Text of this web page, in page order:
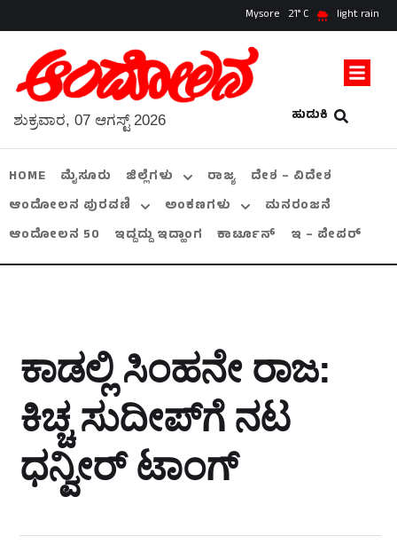
Mysore 21 light rain
ಹುಡುಕಿ
ಶುಕ್ರವಾರ, 07 ಆಗಸ್ಟ್ 2026
HOME ಮೈಸೂರು ಜಿಲ್ಲೆಗಳು ರಾಜ್ಯ
ದೇಶ – ವಿದೇಶ
ಆಂದೋಲನ ಪುರವಣಿ
ಅಂಕಣಗಳು
ಮನರಂಜನೆ
ಆಂದೋಲನ 50
ಇದ್ದದ್ದು ಇದ್ಹಾಂಗ ಕಾರ್ಟೂನ್ ಇ – ಪೇಪರ್
ಕಾಡಲ್ಲಿ ಸಿಂಹನೇ ರಾಜ:
ಕಿಚ್ಚ ಸುದೀಪ್‌ಗೆ ನಟ
ಧನ್ವೀರ್‌ ಟಾಂಗ್‌